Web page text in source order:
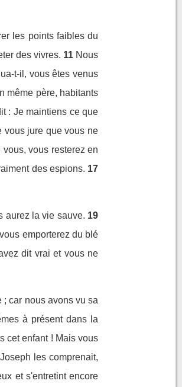
les points faibles du
des vivres. 11 Nous
t-il, vous êtes venus
même père, habitants
: Je maintiens ce que
vous jure que vous ne
vous resterez en
des espions. 17
aurez la vie sauve. 19
emporterez du blé
dit vrai et vous ne
; car nous avons vu sa
à présent dans la
cet enfant ! Mais vous
les comprenait,
et s'entretint encore